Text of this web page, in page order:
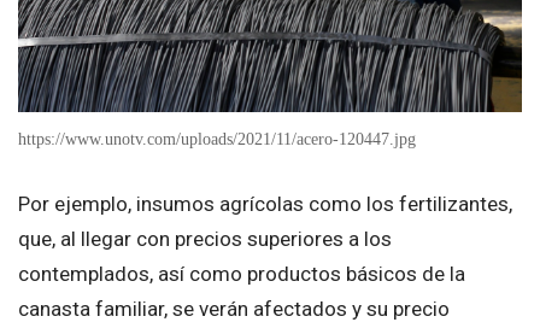
https://www.unotv.com/uploads/2021/11/acero-120447.jpg
Por ejemplo, insumos agrícolas como los fertilizantes,
que, al llegar con precios superiores a los
contemplados, así como productos básicos de la
canasta familiar, se verán afectados y su precio